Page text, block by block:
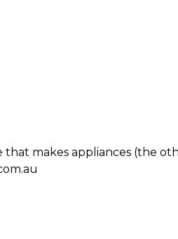
makes appliances (the